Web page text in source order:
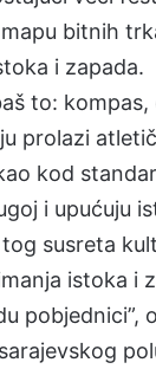
bitnih
i zapada.
to:
prolazi
kod
i upućuju
susreta
istoka i
pobjednici”,